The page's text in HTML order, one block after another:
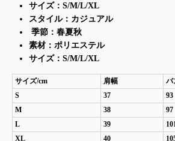
サイズ：S/M/L/XL
スタイル：カジュアル
季節：春夏秋
素材：ポリエステル
サイズ：S/M/L/XL
サイズ/cm 肩幅 バ
S
37 93
M
38 97
L
39
XL
40